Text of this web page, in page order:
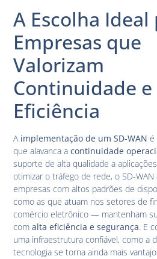
A Escolha Ideal
Empresas que
Valorizam
Continuidade e
Eficiência
A implementação de um SD-WAN é
que alavanca acontinuidade
suporte de alta qualidade a
otimizar o tráfego de rede, o SD-
empresas com altos padrões de
como as que atuam nos setores de
comércio eletrônico — mantenham
comalta eficiência e segurança. E
uma infraestrutura confiável, como a
tecnologia se torna ainda mais